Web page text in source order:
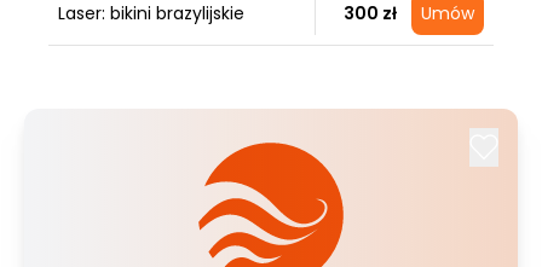
Laser: bikini brazylijskie 300 zł Umów